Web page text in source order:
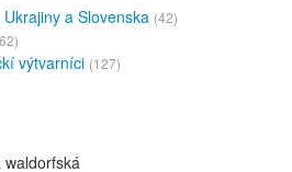
a Slovenska (42)
výtvarníci (127)
waldorfská